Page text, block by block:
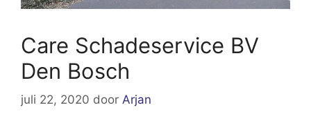
Care Schadeservice BV
Den Bosch
juli 22, 2020 door Arjan